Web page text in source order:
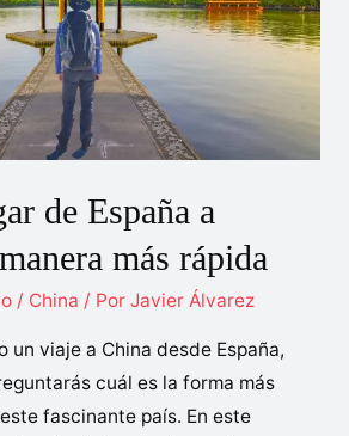
de España a
más rápida
/ China / Por Javier Álvarez
un viaje a China desde España,
cuál es la forma más
fascinante país. En este